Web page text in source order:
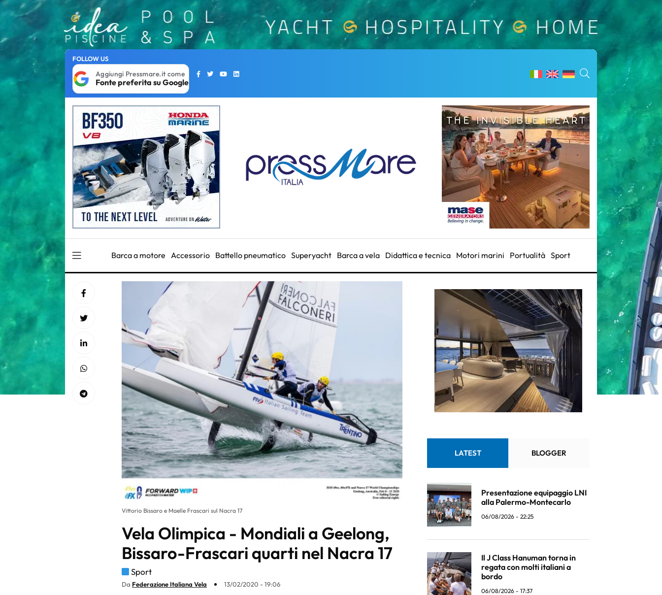
FOLLOW US
Aggiungi Pressmare.it come
Fonte preferita su Google
Barca a motore Accessorio Battello pneumatico Superyacht Barca a vela Didattica e tecnica Motori marini Portualità Sport
Vittorio Bissaro e Maelle Frascari sul Nacra 17
Vela Olimpica - Mondiali a Geelong,
Bissaro-Frascari quarti nel Nacra 17
Sport
Da Federazione Italiana Vela 13/02/2020 - 19:06
LATEST BLOGGER
Presentazione equipaggio LNI
alla Palermo-Montecarlo
06/08/2026 - 22:25
Il J Class Hanuman torna in
regata con molti italiani a
bordo
06/08/2026 - 17:37